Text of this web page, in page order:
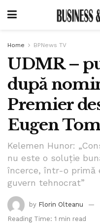
Home BPNews TV
UDMR –
după
Premier
Eugen
Kelemen Hunor:
nu este o soluție
încerce, într-o primă
guvern tehnocrat”
by Florin Olteanu
Reading Time: 1 min read